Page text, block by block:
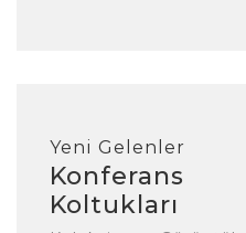
Yeni Gelenler
Konferans
Koltukları